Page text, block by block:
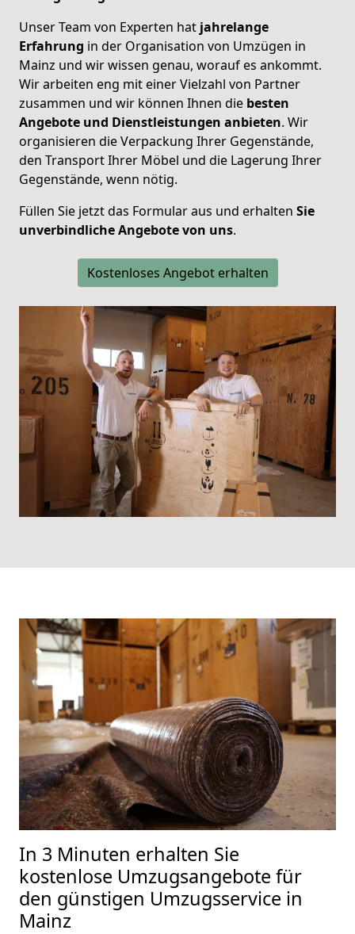
Unser Team von Experten hat jahrelange
Erfahrung in der Organisation von Umzügen in
Mainz und wir wissen genau, worauf es ankommt.
Wir arbeiten eng mit einer Vielzahl von Partner
zusammen und wir können Ihnen die besten
Angebote und Dienstleistungen anbieten. Wir
organisieren die Verpackung Ihrer Gegenstände,
den Transport Ihrer Möbel und die Lagerung Ihrer
Gegenstände, wenn nötig.
Füllen Sie jetzt das Formular aus und erhalten Sie
unverbindliche Angebote von uns.
Kostenloses Angebot erhalten
In 3 Minuten erhalten Sie
kostenlose Umzugsangebote für
den günstigen Umzugsservice in
Mainz